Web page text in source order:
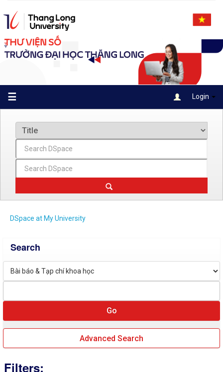
navigation
☰ Login
DSpace at My University
Search
Advanced Search
Filters: